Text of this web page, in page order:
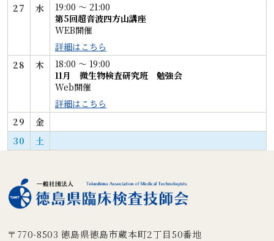
27
水
19:00 〜 21:00
第5回超音波四方山講座
WEB開催
詳細はこちら
28
木
18:00 〜 19:00
11月 微生物検査研究班 勉強会
Web開催
詳細はこちら
29
金
30
土
〒770-8503 徳島県徳島市蔵本町2丁目50番地